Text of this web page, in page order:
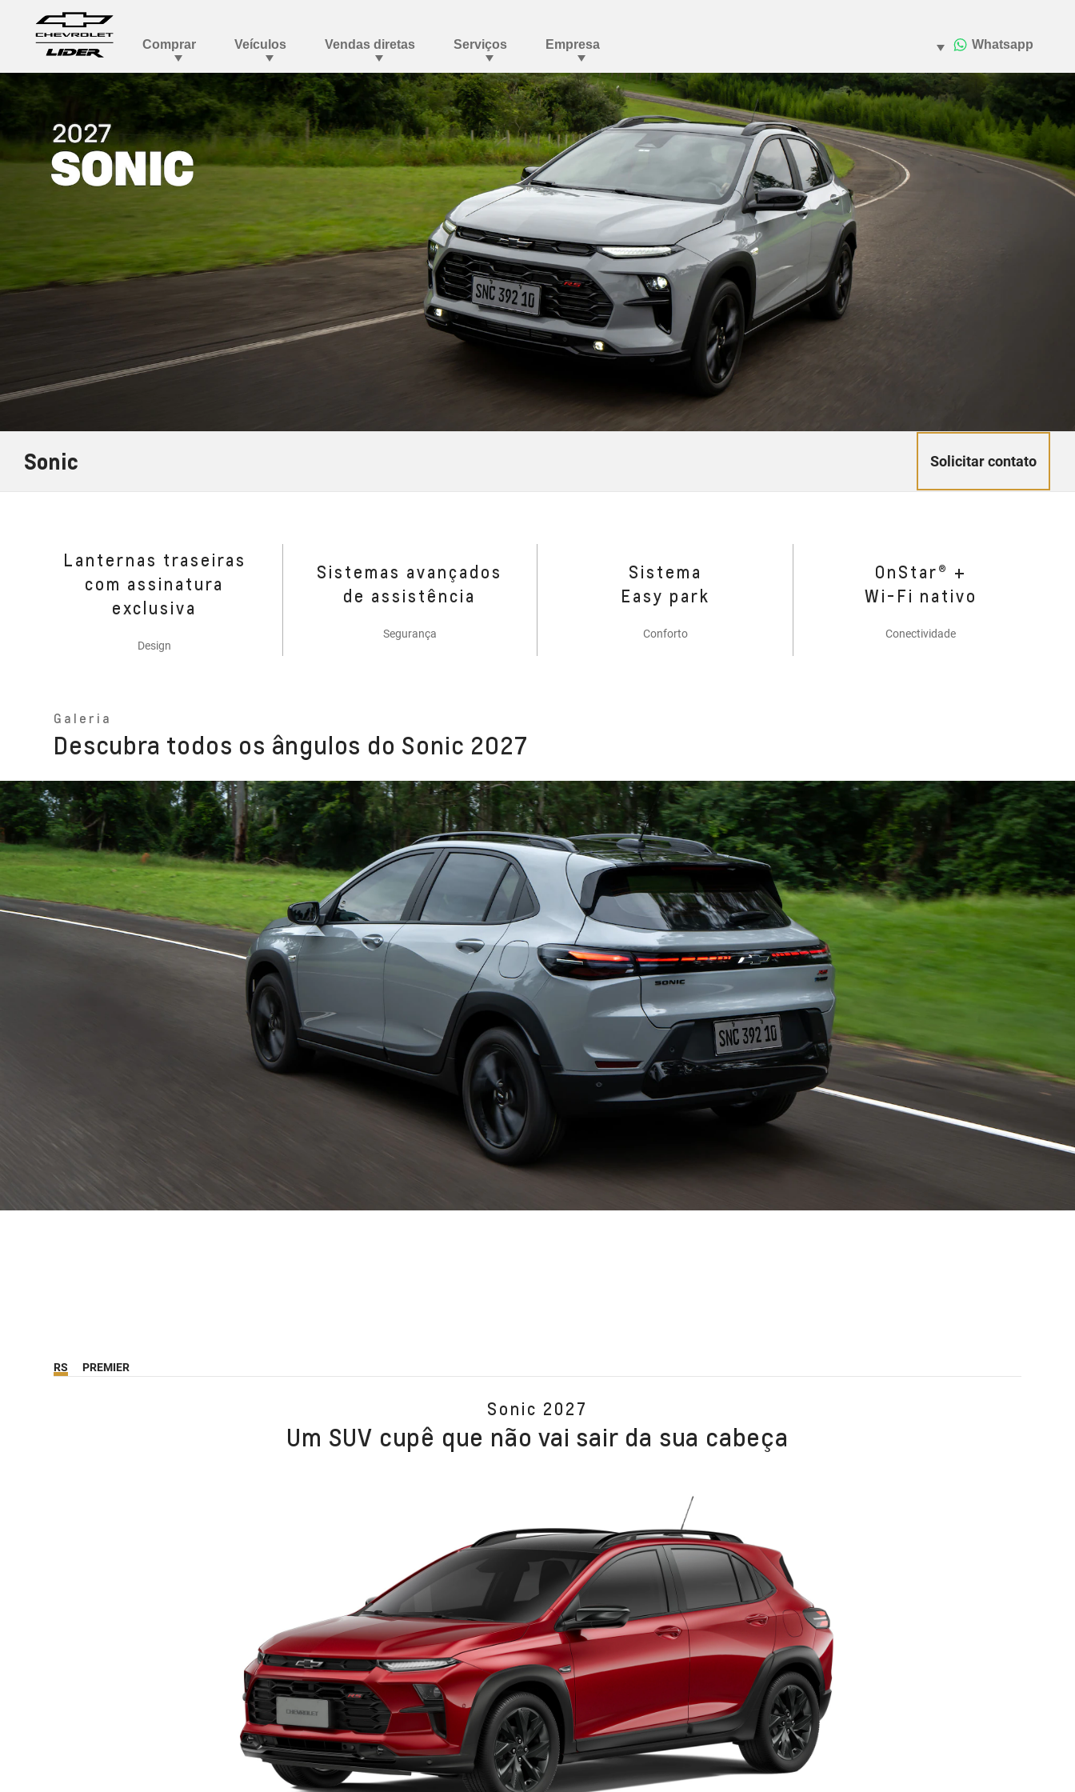
Sonic Solicitar contato
Lanternas traseiras
com assinatura
exclusiva
Design
Sistemas avançados
de assistência
Segurança
Sistema
Easy park
Conforto
OnStar® +
Wi-Fi nativo
Conectividade
Galeria
Descubra todos os ângulos do Sonic 2027
RS PREMIER
Sonic 2027
Um SUV cupê que não vai sair da sua cabeça